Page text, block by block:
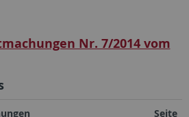
Nr. 7/2014 vom
Seite